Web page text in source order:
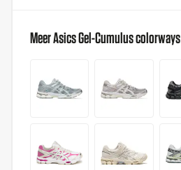
Meer Asics Gel-Cumulus colorways